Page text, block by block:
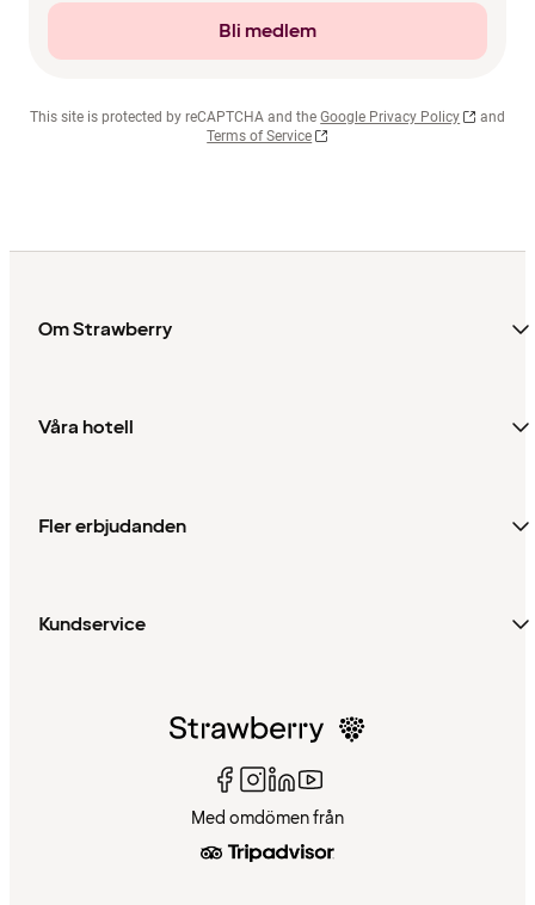
Bli medlem
This site is protected by reCAPTCHA and the Google Privacy Policy
and
Terms of Service
Om Strawberry
Våra hotell
Fler erbjudanden
Kundservice
Med omdömen från